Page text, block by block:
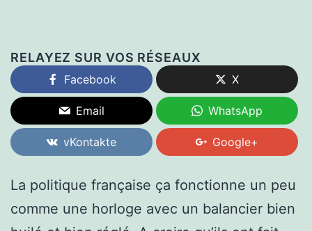
RELAYEZ SUR VOS RÉSEAUX
Facebook X
Email WhatsApp
vKontakte Google+
La politique française ça fonctionne un peu
comme une horloge avec un balancier bien